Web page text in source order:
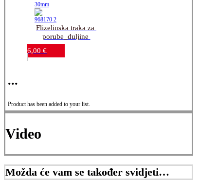
Flizelinska traka za
porube_duljine
5m_širine 30mm
6,00 €
...
Product has been added to your list.
Video
Možda će vam se također svidjeti…